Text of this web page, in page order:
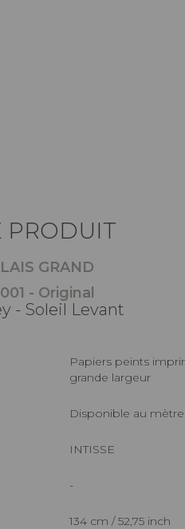
PRODUIT
GRAND
- Original
- Soleil Levant
Papiers peints imprimés
grande largeur
Disponible au mètre
INTISSE
-
134 cm / 52,75 inch